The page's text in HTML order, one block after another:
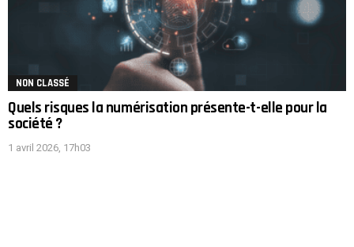
NON CLASSÉ
Quels risques la numérisation présente-t-elle pour la
société ?
1 avril 2026, 17h03